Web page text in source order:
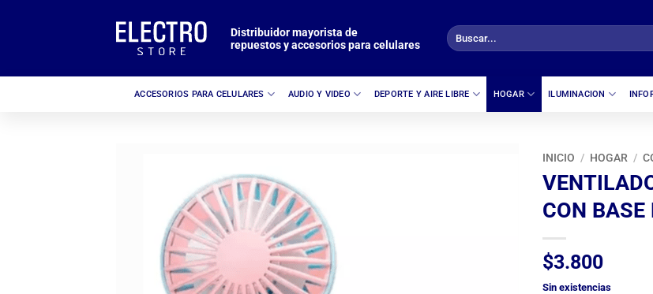
Distribuidor mayorista de
repuestos y accesorios para celulares
Buscar
por:
ACCESORIOS PARA CELULARES AUDIO Y VIDEO DEPORTE Y AIRE LIBRE HOGAR ILUMINACION
INICIO / HOGAR /
CON BASE
$3.800
Sin existencias